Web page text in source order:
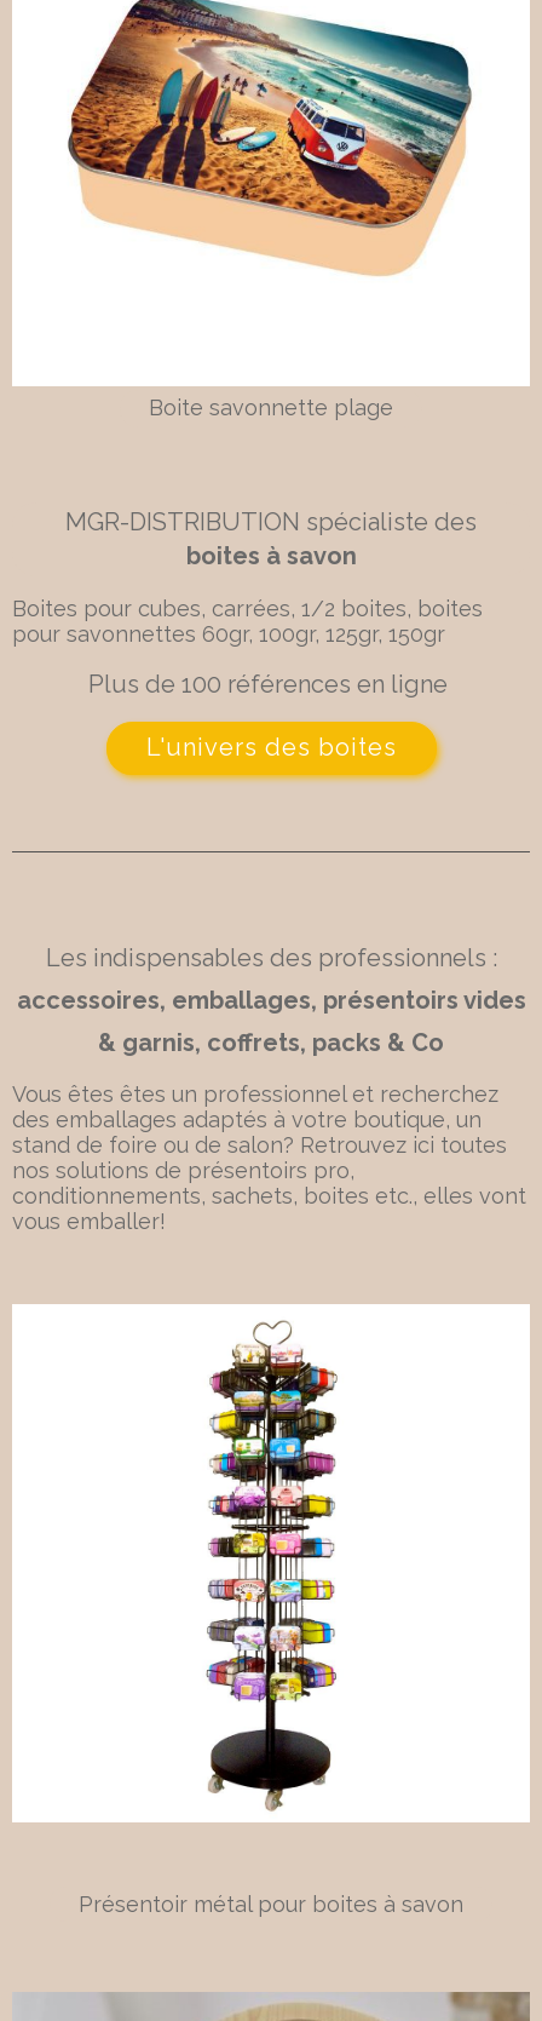
Boite savonnette plage
MGR-DISTRIBUTION spécialiste des
boites à savon
Boites pour cubes, carrées, 1/2 boites, boites
pour savonnettes 60gr, 100gr, 125gr, 150gr
Plus de 100 références en ligne
L'univers des boites
Les indispensables des professionnels :
accessoires, emballages, présentoirs vides
& garnis, coffrets, packs & Co
Vous êtes êtes un professionnel et recherchez
des emballages adaptés à votre boutique, un
stand de foire ou de salon? Retrouvez ici toutes
nos solutions de présentoirs pro,
conditionnements, sachets, boites etc., elles vont
vous emballer!
Présentoir métal pour boites à savon